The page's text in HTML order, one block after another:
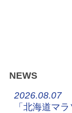
NEWS
2026.08.07